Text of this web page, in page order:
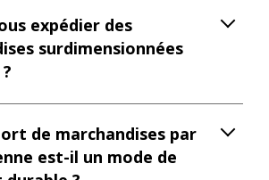
expédier des
surdimensionnées
de marchandises par
est-il un mode de